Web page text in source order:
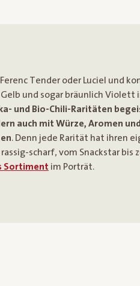
Tender oder Luciel und
und sogar bräunlich Violett
und Bio-Chili-Raritäten
auch mit Würze, Aromen und
. Denn jede Rarität hat ihren
scharf, vom Snackstar bis
Sortiment im Porträt.